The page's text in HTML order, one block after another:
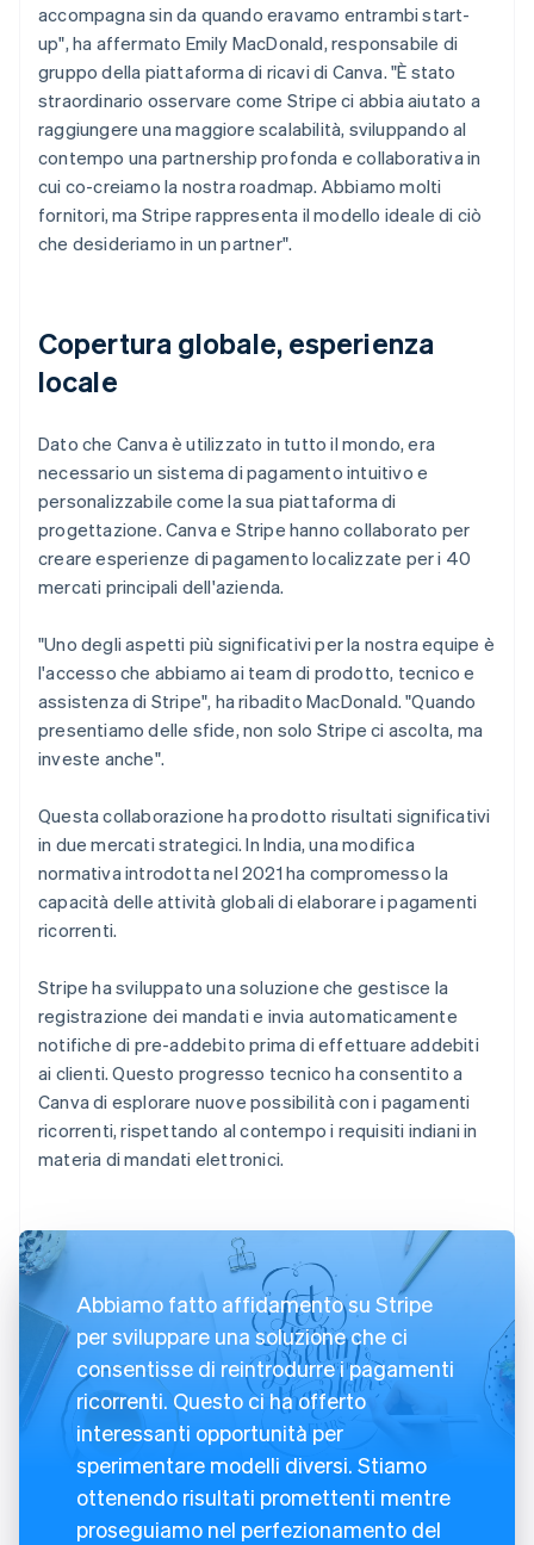
accompagna sin da quando eravamo entrambi start-
up", ha affermato Emily MacDonald, responsabile di
gruppo della piattaforma di ricavi di Canva. "È stato
straordinario osservare come Stripe ci abbia aiutato a
raggiungere una maggiore scalabilità, sviluppando al
contempo una partnership profonda e collaborativa in
cui co-creiamo la nostra roadmap. Abbiamo molti
fornitori, ma Stripe rappresenta il modello ideale di ciò
che desideriamo in un partner".
Copertura globale, esperienza
locale
Dato che Canva è utilizzato in tutto il mondo, era
necessario un sistema di pagamento intuitivo e
personalizzabile come la sua piattaforma di
progettazione. Canva e Stripe hanno collaborato per
creare esperienze di pagamento localizzate per i 40
mercati principali dell'azienda.
"Uno degli aspetti più significativi per la nostra equipe è
l'accesso che abbiamo ai team di prodotto, tecnico e
assistenza di Stripe", ha ribadito MacDonald. "Quando
presentiamo delle sfide, non solo Stripe ci ascolta, ma
investe anche".
Questa collaborazione ha prodotto risultati significativi
in due mercati strategici. In India, una modifica
normativa introdotta nel 2021 ha compromesso la
capacità delle attività globali di elaborare i pagamenti
ricorrenti.
Stripe ha sviluppato una soluzione che gestisce la
registrazione dei mandati e invia automaticamente
notifiche di pre-addebito prima di effettuare addebiti
ai clienti. Questo progresso tecnico ha consentito a
Canva di esplorare nuove possibilità con i pagamenti
ricorrenti, rispettando al contempo i requisiti indiani in
materia di mandati elettronici.
Abbiamo fatto affidamento su Stripe
per sviluppare una soluzione che ci
consentisse di reintrodurre i pagamenti
ricorrenti. Questo ci ha offerto
interessanti opportunità per
sperimentare modelli diversi. Stiamo
ottenendo risultati promettenti mentre
proseguiamo nel perfezionamento del